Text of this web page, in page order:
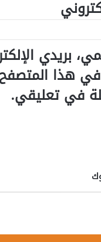
بريدي
في هذا
في تعليقي.